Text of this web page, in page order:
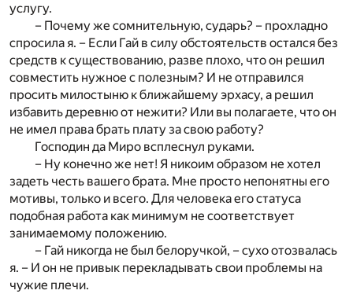
услугу.
– Почему же сомнительную, сударь? – прохладно
спросила я. – Если Гай в силу обстоятельств остался без
средств к существованию, разве плохо, что он решил
совместить нужное с полезным? И не отправился
просить милостыню к ближайшему эрхасу, а решил
избавить деревню от нежити? Или вы полагаете, что он
не имел права брать плату за свою работу?
Господин да Миро всплеснул руками.
– Ну конечно же нет! Я никоим образом не хотел
задеть честь вашего брата. Мне просто непонятны его
мотивы, только и всего. Для человека его статуса
подобная работа как минимум не соответствует
занимаемому положению.
– Гай никогда не был белоручкой, – сухо отозвалась
я. – И он не привык перекладывать свои проблемы на
чужие плечи.